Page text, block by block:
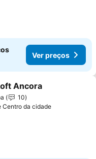
Ver preços
aos favoritos
Ancora
10
Centro da cidade